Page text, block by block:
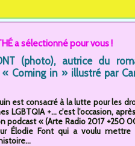
a sélectionné pour vous !
(photo), autrice du
« Coming in » illustré par
est consacré à la lutte pour les
LGBTQIA +... c'est l'occasion,
podcast « (Arte Radio 2017 +250
Élodie Font qui a voulu mettre